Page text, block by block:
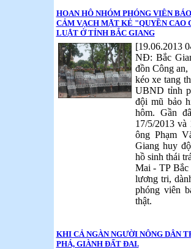
HOAN HÔ NHÓM PHÓNG VIÊN
CẢM VẠCH MẶT KẺ "QUYỀN CAO
LUẬT Ở TỈNH BẮC GIANG
[19.06.2013
NĐ: Bắc
đồn Công
kéo xe tang
UBND tỉnh
đội mũ bảo
hôm. Gần
17/5/2013 và
ông Phạm
Giang huy
hồ sinh thái
Mai - TP
lương tri,
phóng viên
thật.
KHI CẢ NGÀN NGƯỜI NÔNG DÂN
PHÁ, GIÀNH ĐẤT ĐAI.